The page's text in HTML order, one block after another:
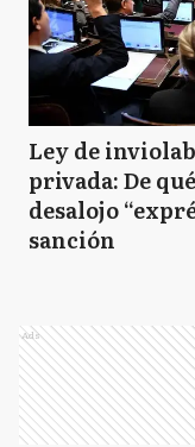
Ley de
privada: De
desalojo
sanción
Ads